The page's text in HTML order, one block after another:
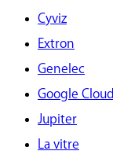
Cyviz
Extron
Genelec
Google Cloud
Jupiter
La vitre